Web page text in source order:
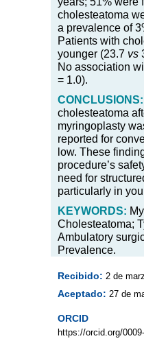
cholesteatoma
a prevalence of
Patients with
younger (23.7 vs
No association
= 1.0).
CONCLUSIONS:
cholesteatoma
myringoplasty
reported for
low. These
procedure’s
need for
particularly in
KEYWORDS:
Cholesteatoma;
Ambulatory
Prevalence.
Recibido: 2 de
Aceptado: 27 de
ORCID
https://orcid.org/